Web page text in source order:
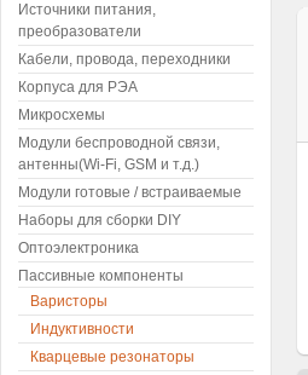
Источники питания,
преобразователи
Кабели, провода, переходники
Корпуса для РЭА
Микросхемы
Модули беспроводной связи,
антенны(Wi-Fi, GSM и т.д.)
Модули готовые / встраиваемые
Наборы для сборки DIY
Оптоэлектроника
Пассивные компоненты
Варисторы
Индуктивности
Кварцевые резонаторы